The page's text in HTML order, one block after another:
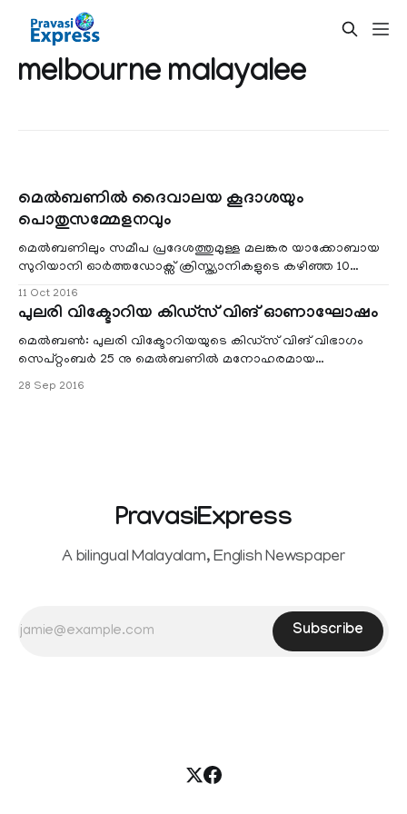
melbourne malayalee
മെല്‍ബണില്‍ ദൈവാലയ കൂദാശയും
പൊതുസമ്മേളനവും
മെല്‍ബണിലും സമീപ പ്രദേശത്തുമുള്ള മലങ്കര യാക്കോബായ
സുറിയാനി ഓര്‍ത്തഡോക്സ് ക്രിസ്ത്യാനികളുടെ കഴിഞ്ഞ 10
വര്‍ഷമായിട്ടുള്ള കാത്
11 Oct 2016
പുലരി വിക്ടോറിയ കിഡ്‌സ് വിങ് ഓണാഘോഷം
മെല്‍ബണ്‍: പുലരി വിക്ടോറിയയുടെ കിഡ്സ് വിങ് വിഭാഗം
സെപ്റ്റംബര്‍ 25 നു മെല്‍ബണില്‍ മനോഹരമായ
ഓണാഘോഷം സംഘടിപ്പിച്ചു. ഹാലം സെക്കണ്ടറി കോളേ
28 Sep 2016
PravasiExpress
A bilingual Malayalam, English Newspaper
Subscribe